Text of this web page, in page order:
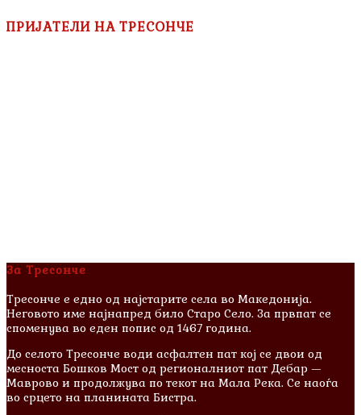
ПРИЈАТЕЛИ НА ТРЕСОНЧЕ
За Тресонче
Тресонче е едно од најстарите села во Македонија.
Неговото име најнапред било Старо Село. За првпат се
споменува во еден попис од 1467 година.
До селото Тресонче води асфалтен пат кој се двои од
месноста Бошков Мост од регионалниот пат Дебар —
Маврово и продолжува по текот на Мала Река. Се наоѓа
во срцето на планината Бистра.